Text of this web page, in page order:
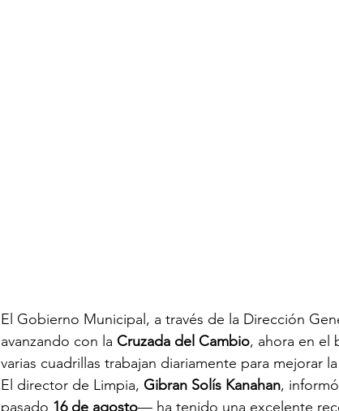
El Gobierno Municipal, a través de la Dirección
avanzando con la Cruzada del Cambio, ahora en el
varias cuadrillas trabajan diariamente para mejorar
El director de Limpia, Gibran Solís Kanahan,
pasado 16 de agosto— ha tenido una excelente